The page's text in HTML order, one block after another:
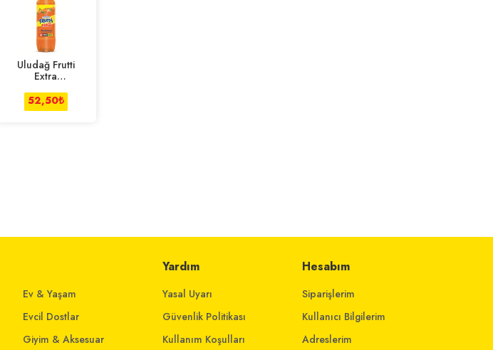
Uludağ Frutti
Extra
52,50₺
Ev & Yaşam
Evcil Dostlar
Giyim & Aksesuar
Yardım
Yasal Uyarı
Güvenlik Politikası
Kullanım Koşulları
Hesabım
Siparişlerim
Kullanıcı Bilgilerim
Adreslerim